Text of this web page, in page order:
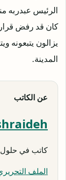
الرئيس عبدربه
كان قد رفض قرار
يزالون يتبعونه
المدينة.
عن الكاتب
كاتب في حلول
الملف